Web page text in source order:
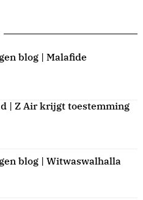
blog | Malafide
| Z Air krijgt toestemming
blog | Witwaswalhalla